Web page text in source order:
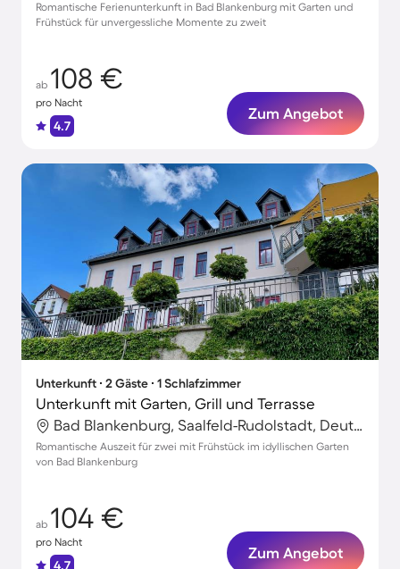
Romantische Ferienunterkunft in Bad Blankenburg mit Garten und
Frühstück für unvergessliche Momente zu zweit
ab 108 €
pro Nacht
4.7
Zum Angebot
Unterkunft ∙ 2 Gäste ∙ 1 Schlafzimmer
Unterkunft mit Garten, Grill und Terrasse
Bad Blankenburg, Saalfeld-Rudolstadt, Deutschland
Romantische Auszeit für zwei mit Frühstück im idyllischen Garten
von Bad Blankenburg
ab 104 €
pro Nacht
4.7
Zum Angebot